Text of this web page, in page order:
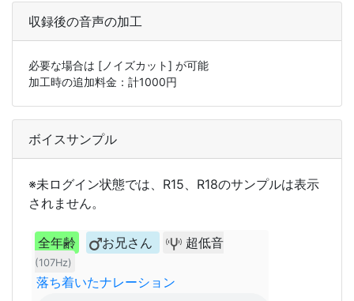
収録後の音声の加工
必要な場合は [ノイズカット] が可能
加工時の追加料金：計1000円
ボイスサンプル
※未ログイン状態では、R15、R18のサンプルは表示
されません。
全年齢 お兄さん 超低音
(107Hz)
落ち着いたナレーション